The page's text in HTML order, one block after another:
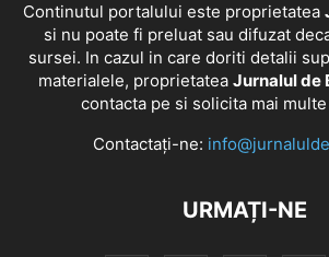
Continutul portalului este proprietatea
si nu poate fi preluat sau difuzat
sursei. In cazul in care doriti detalii
materialele, proprietatea Jurnalul de
contacta pe si solicita mai
Contactați-ne:
URMAȚI-NE